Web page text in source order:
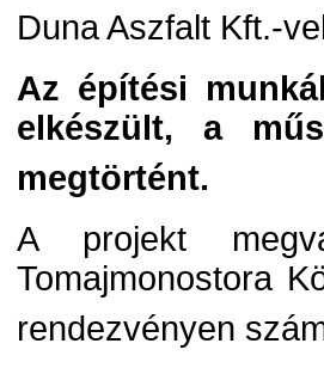
Duna Aszfalt Kft.-
Az építési
elkészült, a
megtörtént.
A projekt
Tomajmonostora
rendezvényen